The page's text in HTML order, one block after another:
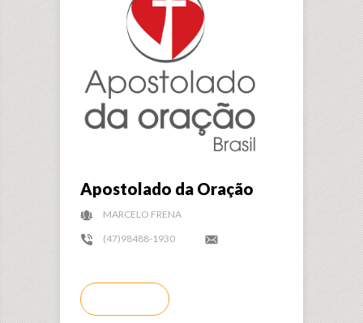
Apostolado da Oração
MARCELO FRENA
(47)98488-1930